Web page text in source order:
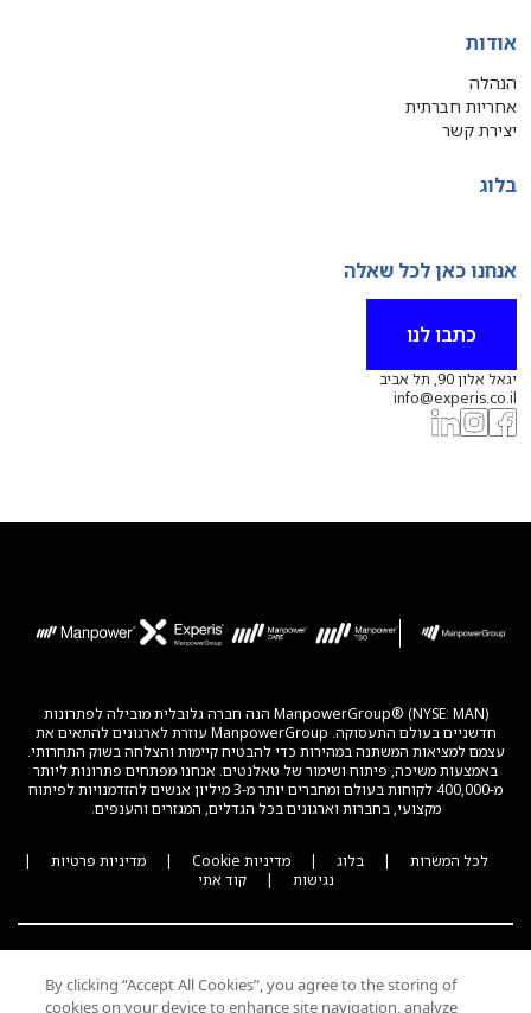
אודות
הנהלה
אחריות חברתית
יצירת קשר
בלוג
אנחנו כאן לכל שאלה
כתבו לנו
יגאל אלון 90, תל אביב
info@experis.co.il
ManpowerGroup® (NYSE: MAN) הנה חברה גלובלית מובילה לפתרונות
חדשניים בעולם התעסוקה. ManpowerGroup עוזרת לארגונים להתאים את
עצמם למציאות המשתנה במהירות כדי להבטיח קיימות והצלחה בשוק התחרותי.
באמצעות משיכה, פיתוח ושימור של טאלנטים. אנחנו מפתחים פתרונות ליותר
מ-400,000 לקוחות בעולם ומחברים יותר מ-3 מיליון אנשים להזדמנויות לפיתוח
מקצועי, בחברות וארגונים בכל הגדלים, המגזרים והענפים.
לכל המשרות | בלוג | מדיניות Cookie | מדיניות פרטיות
|
נגישות
| קוד אתי
By clicking “Accept All Cookies”, you agree to the storing of
cookies on your device to enhance site navigation, analyze